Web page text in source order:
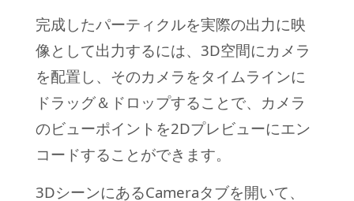
完成したパーティクルを実際の出力に映
像として出力するには、3D空間にカメラ
を配置し、そのカメラをタイムラインに
ドラッグ＆ドロップすることで、カメラ
のビューポイントを2Dプレビューにエン
コードすることができます。
3DシーンにあるCameraタブを開いて、